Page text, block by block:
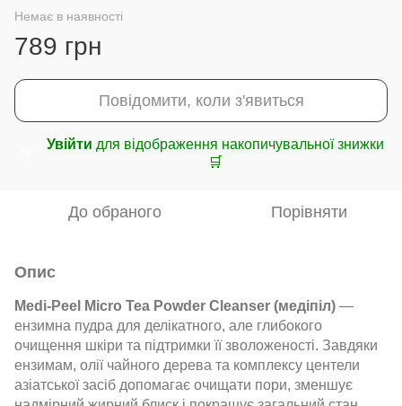
Немає в наявності
789 грн
Повідомити, коли з'явиться
Увійти для відображення накопичувальної знижки
🛒
До обраного Порівняти
Опис
Medi-Peel Micro Tea Powder Cleanser (медіпіл) —
ензимна пудра для делікатного, але глибокого
очищення шкіри та підтримки її зволоженості. Завдяки
ензимам, олії чайного дерева та комплексу центели
азіатської засіб допомагає очищати пори, зменшує